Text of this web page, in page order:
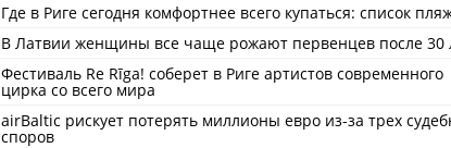
Где в Риге сегодня комфортнее всего купаться: список
В Латвии женщины все чаще рожают первенцев после 30
Фестиваль Re Rīga! соберет в Риге артистов современного
цирка со всего мира
airBaltic рискует потерять миллионы евро из-за трех
споров